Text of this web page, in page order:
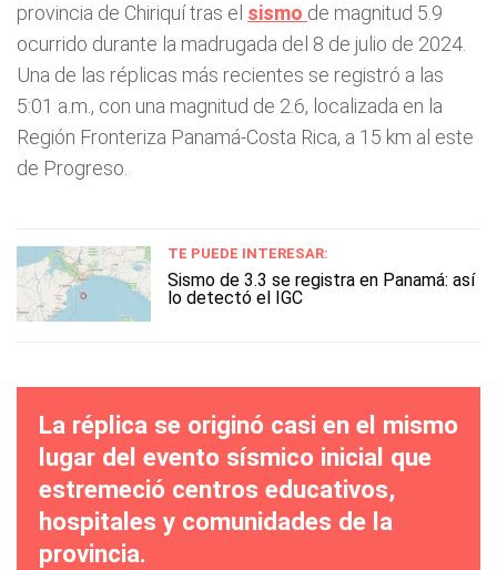
provincia de Chiriquí tras el sismo de magnitud 5.9
ocurrido durante la madrugada del 8 de julio de 2024.
Una de las réplicas más recientes se registró a las
5:01 a.m., con una magnitud de 2.6, localizada en la
Región Fronteriza Panamá-Costa Rica, a 15 km al este
de Progreso.
TE PUEDE INTERESAR:
Sismo de 3.3 se registra en Panamá: así
lo detectó el IGC
La réplica se originó casi en el mismo
lugar del evento sísmico inicial que
estremeció centros educativos,
hospitales y comunidades de la
provincia.